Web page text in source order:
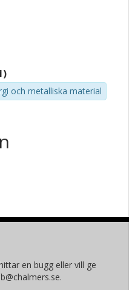
och metalliska material
en bugg eller vill ge